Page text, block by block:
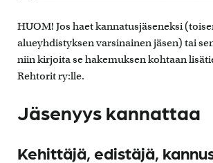
HUOM! Jos haet kannatusjäseneksi
alueyhdistyksen varsinainen jäsen) tai
niin kirjoita se hakemuksen kohtaan
Rehtorit ry:lle.
Jäsenyys kannattaa
Kehittäjä, edistäjä,